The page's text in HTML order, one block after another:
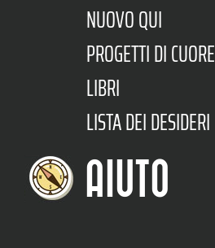
NUOVO QUI
PROGETTI DI CUORE
LIBRI
LISTA DEI DESIDERI
AIUTO